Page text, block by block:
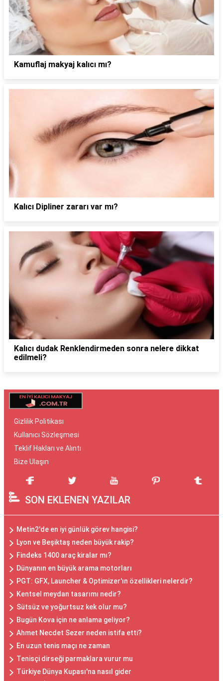
Kamuflaj makyaj kalıcı mı?
Kalıcı Dipliner zararı var mı?
Kalıcı dudak Renklendirmeden sonra nelere dikkat
edilmeli?
Gizlilik Politikası
Kullanıcı Sözleşmesi
Teklif Hakları ve Alıntı
Bize Ulaşın
SON EKLENEN YAZILAR
Metin2'de en iyi günlük görev hangisi?
Lyon ve Beşiktaş neden büyük rakip?
Findeks 1400 araç kiralar mı?
Dünyanın en büyük arama motorları
PGT: GFX, Launcher & Optimizer'ın özellikleri nelerdir?
Kentsel meydan tasarımı nedir?
Sütsüz ve yoğurtsuz kek olur mu?
Bugün Kova için ne anlama geliyor?
Ahmet Necdet Sezer neden istifa etti?
En uzun tenis maçı ne zaman
Tenisçi dirseği parmaklara vurur mu
Türkiye Dünya Kupası'na nasıl gider